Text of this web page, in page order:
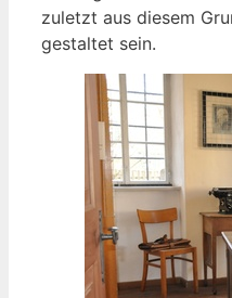
zuletzt aus diesem
gestaltet sein.